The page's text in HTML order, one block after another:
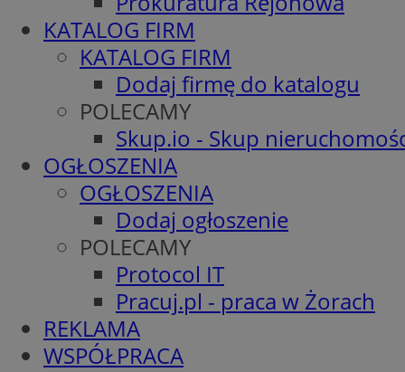
KATALOG FIRM
KATALOG FIRM
Dodaj firmę do katalogu
POLECAMY
Skup.io - Skup
OGŁOSZENIA
OGŁOSZENIA
Dodaj ogłoszenie
POLECAMY
Protocol IT
Pracuj.pl - praca w Żorach
REKLAMA
WSPÓŁPRACA